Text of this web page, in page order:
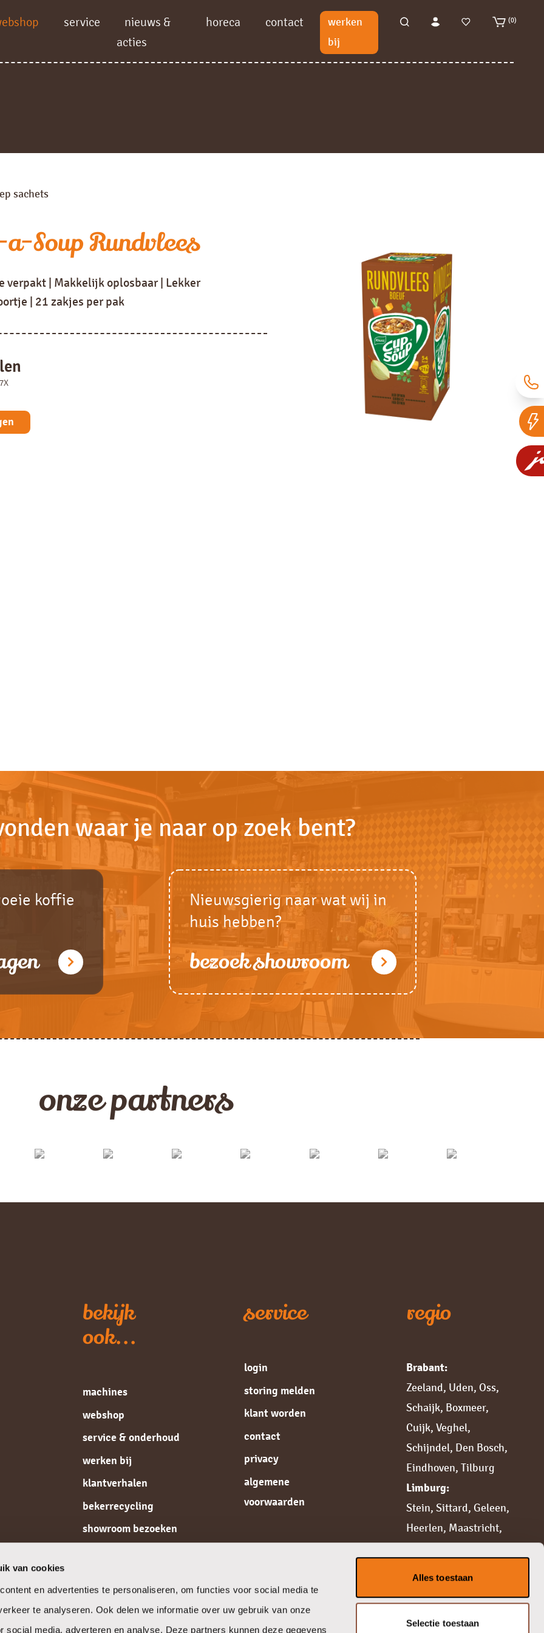
van cookies
en advertenties te personaliseren, om functies voor social media te
te analyseren. Ook delen we informatie over uw gebruik van onze
social media, adverteren en analyse. Deze partners kunnen deze gegevens
Alles toestaan
Selectie toestaan
service
nieuws &
acties
horeca contact
werken
bij
(0)
sachets
Soup Rundvlees
verpakt | Makkelijk oplosbaar | Lekker
| 21 zakjes per pak
waar je naar op zoek bent?
koffie
Nieuwsgierig naar wat wij in
huis hebben?
bezoek showroom
onze partners
bekijk
ook...
machines
webshop
service & onderhoud
werken bij
klantverhalen
bekerrecycling
showroom bezoeken
service
login
storing melden
klant worden
contact
privacy
algemene
voorwaarden
regio
Brabant:
Zeeland, Uden, Oss,
Schaijk, Boxmeer,
Cuijk, Veghel,
Schijndel, Den Bosch,
Eindhoven,Tilburg
Limburg:
Stein,Sittard, Geleen,
Heerlen, Maastricht,
Nijmegen,Beuningen,
Wijchen